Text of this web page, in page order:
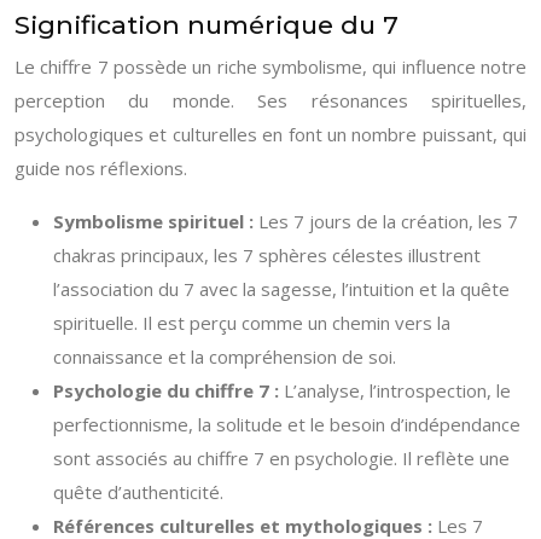
Signification numérique du 7
Le chiffre 7 possède un riche symbolisme, qui influence notre
perception du monde. Ses résonances spirituelles,
psychologiques et culturelles en font un nombre puissant, qui
guide nos réflexions.
Symbolisme spirituel : Les 7 jours de la création, les 7
chakras principaux, les 7 sphères célestes illustrent
l’association du 7 avec la sagesse, l’intuition et la quête
spirituelle. Il est perçu comme un chemin vers la
connaissance et la compréhension de soi.
Psychologie du chiffre 7 : L’analyse, l’introspection, le
perfectionnisme, la solitude et le besoin d’indépendance
sont associés au chiffre 7 en psychologie. Il reflète une
quête d’authenticité.
Références culturelles et mythologiques : Les 7